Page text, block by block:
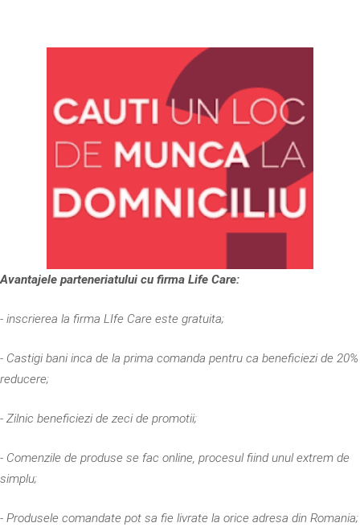
Avantajele parteneriatului cu firma Life Care:
- inscrierea la firma LIfe Care este gratuita;
- Castigi bani inca de la prima comanda pentru ca beneficiezi de 20%
reducere;
- Zilnic beneficiezi de zeci de promotii;
- Comenzile de produse se fac online, procesul fiind unul extrem de
simplu;
- Produsele comandate pot sa fie livrate la orice adresa din Romania;